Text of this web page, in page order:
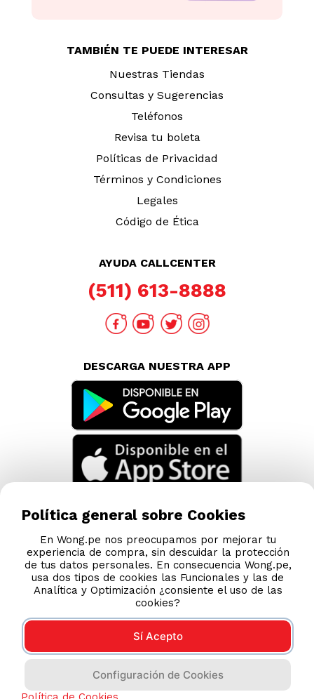
TAMBIÉN TE PUEDE INTERESAR
Nuestras Tiendas
Consultas y Sugerencias
Teléfonos
Revisa tu boleta
Políticas de Privacidad
Términos y Condiciones
Legales
Código de Ética
AYUDA CALLCENTER
(511) 613-8888
DESCARGA NUESTRA APP
Compras 100% seguras
Esta tienda usa Niubiz para realizar transacciones
electrónicas.
Política general sobre Cookies
En Wong.pe nos preocupamos por mejorar tu
experiencia de compra, sin descuidar la protección
de tus datos personales. En consecuencia Wong.pe,
usa dos tipos de cookies las Funcionales y las de
Analítica y Optimización ¿consiente el uso de las
cookies?
Sí Acepto
Configuración de Cookies